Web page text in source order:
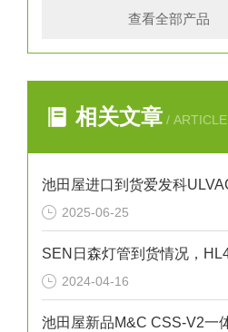
查看全部产品
相关文章 / ARTICLE
2025-06-25
2024-04-16